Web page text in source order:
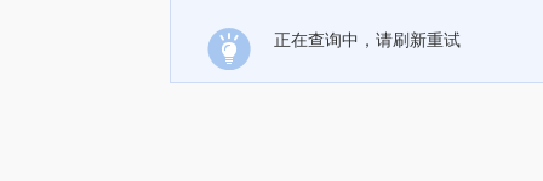
正在查询中，请刷新重试